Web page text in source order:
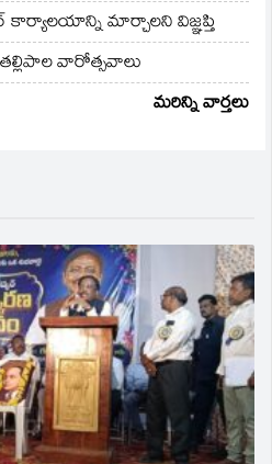
కార్యాలయాన్ని మార్చాలని విజ్ఞప్తి
వారోత్సవాలు
మరిన్ని వార్తలు